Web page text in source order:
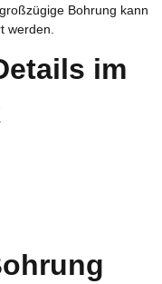
Bohrung kann
werden.
im